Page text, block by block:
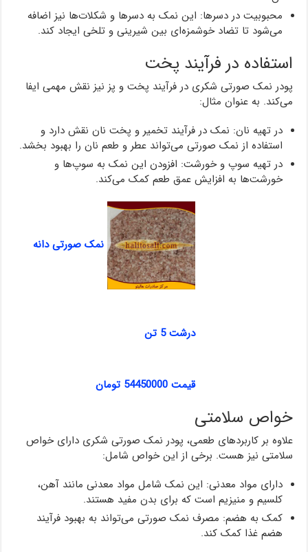
محبوبیت در دسرها: این نمک به دسرها و شکلات‌ها نیز اضافه
می‌شود تا تضاد خوشمزه‌ای بین شیرینی و تلخی ایجاد کند.
استفاده در فرآیند پخت
پودر نمک صورتی شکری در فرآیند پخت و پز نیز نقش مهمی ایفا
می‌کند. به عنوان مثال:
در تهیه نان: نمک در فرآیند تخمیر و پخت نان نقش دارد و
استفاده از نمک صورتی می‌تواند عطر و طعم نان را بهبود بخشد.
در تهیه سوپ و خورشت: افزودن این نمک به سوپ‌ها و
خورشت‌ها به افزایش عمق طعم کمک می‌کند.
نمک صورتی دانه
درشت 5 تن
قیمت 54450000 تومان
خواص سلامتی
علاوه بر کاربردهای طعمی، پودر نمک صورتی شکری دارای خواص
سلامتی نیز هست. برخی از این خواص شامل:
دارای مواد معدنی: این نمک شامل مواد معدنی مانند آهن،
کلسیم و منیزیم است که برای بدن مفید هستند.
کمک به هضم: مصرف نمک صورتی می‌تواند به بهبود فرآیند
هضم غذا کمک کند.